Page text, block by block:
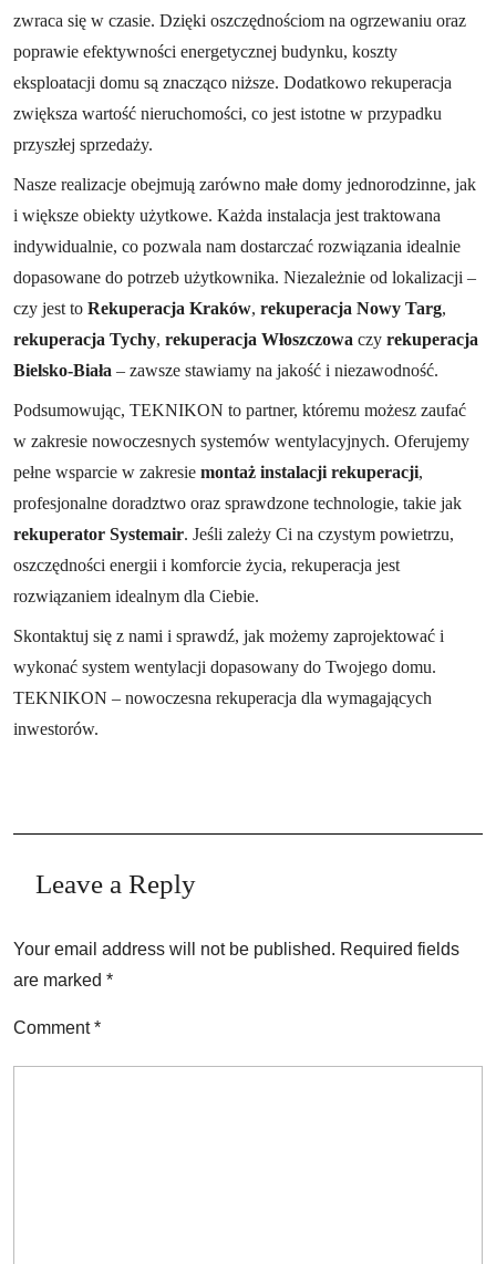
zwraca się w czasie. Dzięki oszczędnościom na ogrzewaniu oraz
poprawie efektywności energetycznej budynku, koszty
eksploatacji domu są znacząco niższe. Dodatkowo rekuperacja
zwiększa wartość nieruchomości, co jest istotne w przypadku
przyszłej sprzedaży.
Nasze realizacje obejmują zarówno małe domy jednorodzinne, jak
i większe obiekty użytkowe. Każda instalacja jest traktowana
indywidualnie, co pozwala nam dostarczać rozwiązania idealnie
dopasowane do potrzeb użytkownika. Niezależnie od lokalizacji –
czy jest to Rekuperacja Kraków, rekuperacja Nowy Targ,
rekuperacja Tychy, rekuperacja Włoszczowa czy rekuperacja
Bielsko-Biała – zawsze stawiamy na jakość i niezawodność.
Podsumowując, TEKNIKON to partner, któremu możesz zaufać
w zakresie nowoczesnych systemów wentylacyjnych. Oferujemy
pełne wsparcie w zakresie montaż instalacji rekuperacji,
profesjonalne doradztwo oraz sprawdzone technologie, takie jak
rekuperator Systemair. Jeśli zależy Ci na czystym powietrzu,
oszczędności energii i komforcie życia, rekuperacja jest
rozwiązaniem idealnym dla Ciebie.
Skontaktuj się z nami i sprawdź, jak możemy zaprojektować i
wykonać system wentylacji dopasowany do Twojego domu.
TEKNIKON – nowoczesna rekuperacja dla wymagających
inwestorów.
Leave a Reply
Your email address will not be published. Required fields
are marked *
Comment*